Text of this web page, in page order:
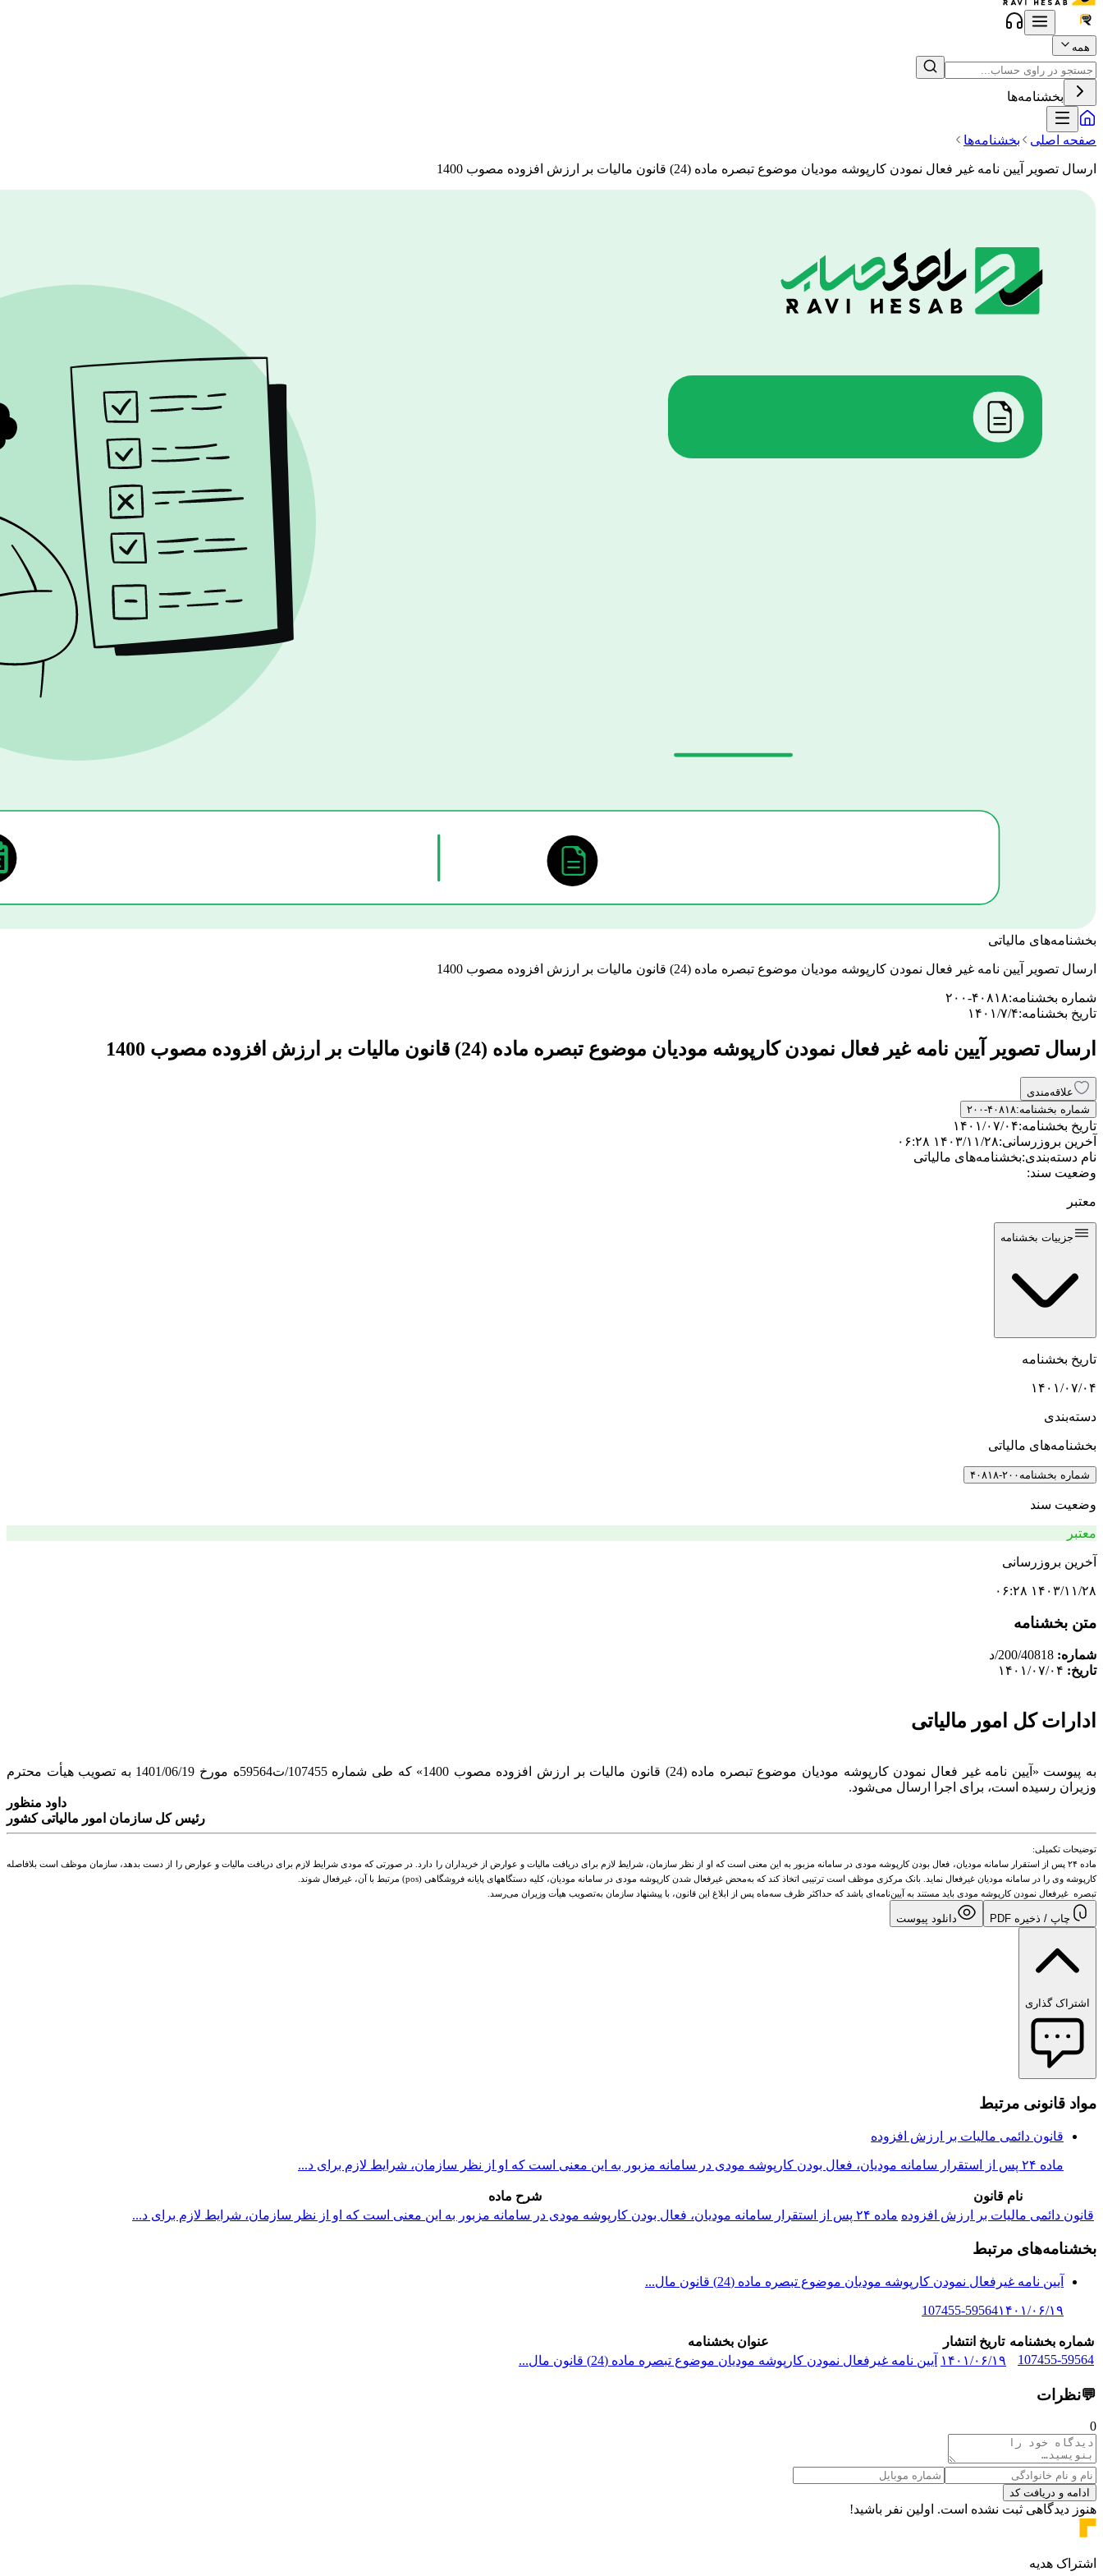
همه
بخشنامه‌ها
صفحه اصلی بخشنامه‌ها
ارسال تصویر آیین نامه غیر فعال نمودن کارپوشه مودیان موضوع تبصره ماده (24) قانون مالیات بر ارزش افزوده مصوب 1400
بخشنامه‌های مالیاتی
ارسال تصویر آیین نامه غیر فعال نمودن کارپوشه مودیان موضوع تبصره ماده (24) قانون مالیات بر ارزش افزوده مصوب 1400
شماره بخشنامه:۲۰۰-۴۰۸۱۸
تاریخ بخشنامه:۱۴۰۱/۷/۴
ارسال تصویر آیین نامه غیر فعال نمودن کارپوشه مودیان موضوع تبصره ماده (24) قانون مالیات بر ارزش افزوده مصوب 1400
علاقه‌مندی
شماره بخشنامه:۲۰۰-۴۰۸۱۸
تاریخ بخشنامه:۱۴۰۱/۰۷/۰۴
آخرین بروزرسانی:۱۴۰۳/۱۱/۲۸ ۰۶:۲۸
نام دسته‌بندی:بخشنامه‌های مالیاتی
وضعیت سند:
معتبر
جزییات بخشنامه
تاریخ بخشنامه
۱۴۰۱/۰۷/۰۴
دسته‌بندی
بخشنامه‌های مالیاتی
شماره بخشنامه ۲۰۰-۴۰۸۱۸
وضعیت سند
معتبر
آخرین بروزرسانی
۱۴۰۳/۱۱/۲۸ ۰۶:۲۸
متن بخشنامه
شماره:
تاریخ: ۱۴۰۱/۰۷/۰۴
ادارات کل امور مالیاتی
به پیوست «آیین نامه غیر فعال نمودن کارپوشه مودیان موضوع تبصره ماده (24) قانون مالیات بر ارزش افزوده مصوب 1400» که طی شماره 107455/ت59564ه مورخ 1401/06/19 به تصویب هیأت محترم
وزیران رسیده است، برای اجرا ارسال می‌شود.
داود منظور
رئیس کل سازمان امور مالیاتی کشور
توضیحات تکمیلی:
ماده ۲۴ پس از استقرار سامانه مودیان، فعال بودن کارپوشه مودی در سامانه مزبور به این معنی است که او از نظر سازمان، شرایط لازم برای دریافت مالیات و عوارض از خریداران را دارد. در صورتی که مودی شرایط لازم برای دریافت مالیات و عوارض را از دست بدهد، سازمان موظف است بلافاصله
کارپوشه وی را در سامانه مودیان غیرفعال نماید. بانک مرکزی موظف است ترتیبی اتخاذ کند که به‌محض غیرفعال شدن کارپوشه مودی در سامانه مودیان، کلیه دستگاههای پایانه فروشگاهی (pos) مرتبط با آن، غیرفعال شوند.
تبصره غیرفعال نمودن کارپوشه مودی باید مستند به آیین‌نامه‌ای باشد که حداکثر ظرف سه‌ماه پس از ابلاغ این قانون، با پیشنهاد سازمان به‌تصویب هیأت وزیران می‌رسد.
چاپ / ذخیره PDF دانلود پیوست
اشتراک گذاری
مواد قانونی مرتبط
قانون دائمی مالیات بر ارزش افزوده
ماده ۲۴ پس از استقرار سامانه مودیان، فعال بودن کارپوشه مودی در سامانه مزبور به این معنی است که او از نظر سازمان، شرایط لازم برای د...
نام قانون
شرح ماده
قانون دائمی مالیات بر ارزش افزوده ماده ۲۴ پس از استقرار سامانه مودیان، فعال بودن کارپوشه مودی در سامانه مزبور به این معنی است که او از نظر سازمان، شرایط لازم برای د...
بخشنامه‌های مرتبط
آیین نامه غیرفعال نمودن کارپوشه مودیان موضوع تبصره ماده (24) قانون مال...
107455-59564۱۴۰۱/۰۶/۱۹
شماره بخشنامه تاریخ انتشار
عنوان بخشنامه
107455-59564
۱۴۰۱/۰۶/۱۹ آیین نامه غیرفعال نمودن کارپوشه مودیان موضوع تبصره ماده (24) قانون مال...
💬نظرات
0
ادامه و دریافت کد
هنوز دیدگاهی ثبت نشده است. اولین نفر باشید!
اشتراک هدیه